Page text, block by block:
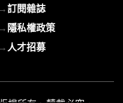
→訂閱雜誌
→隱私權政策
→人才招募